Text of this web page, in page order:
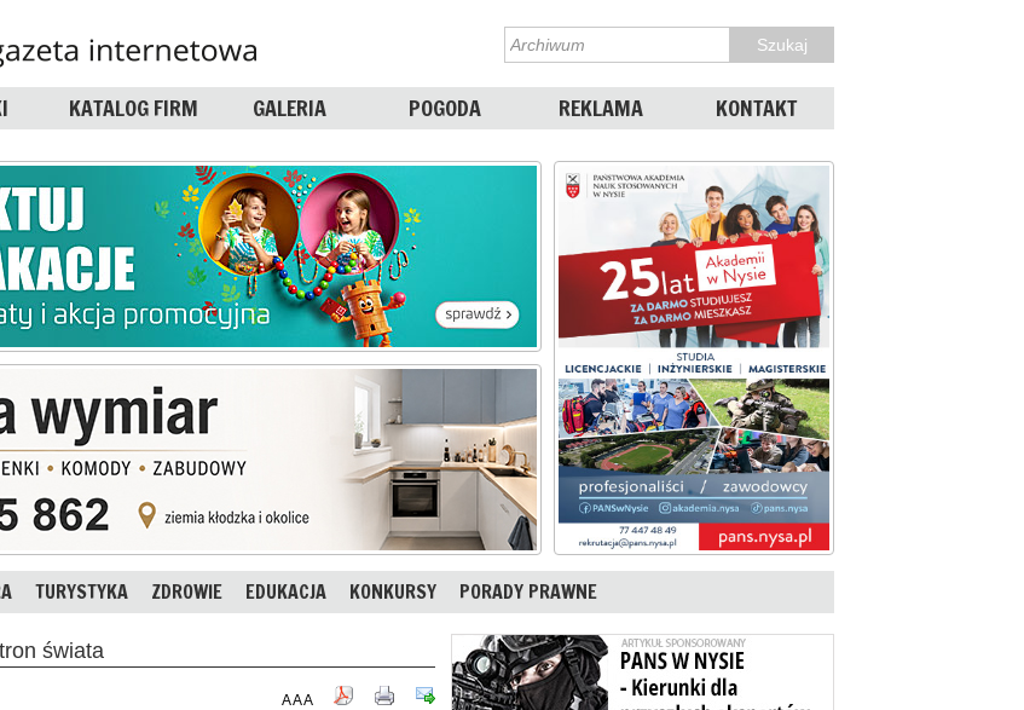
KATALOG FIRM GALERIA POGODA REKLAMA KONTAKT
TURYSTYKA ZDROWIE EDUKACJA KONKURSY PORADY PRAWNE
świata
AAA